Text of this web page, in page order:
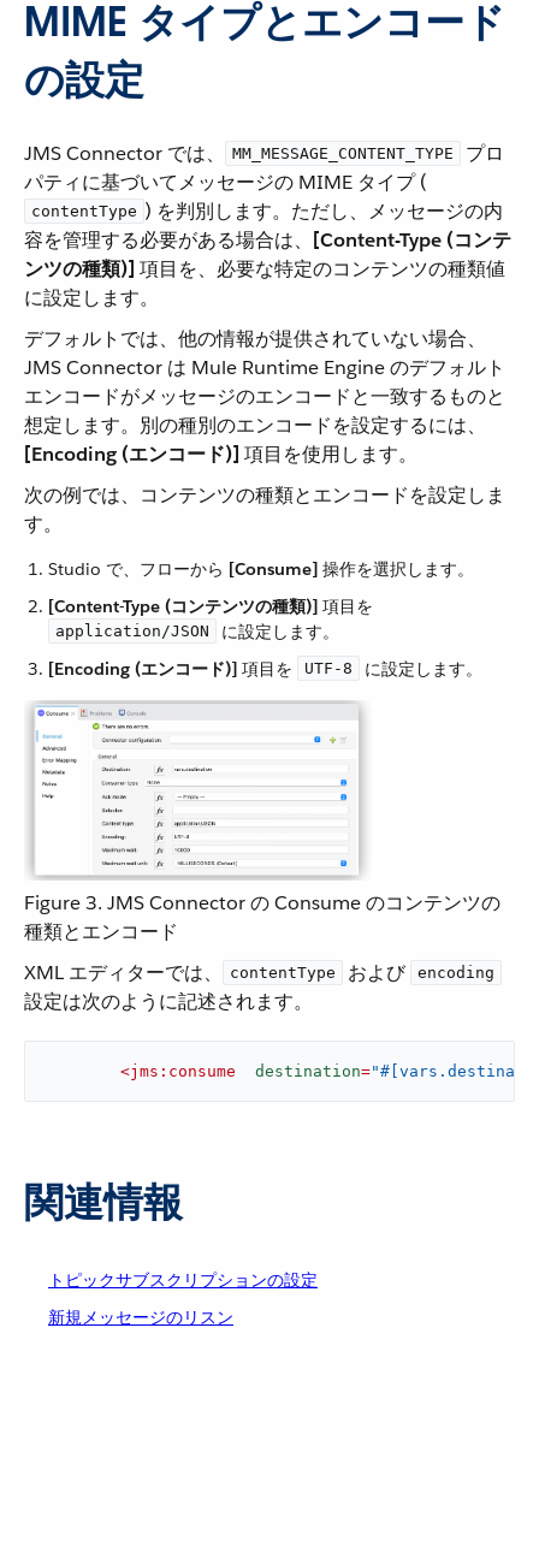
MIME タイプとエンコード
の設定
JMS Connector では、​ MM_MESSAGE_CONTENT_TYPE
​ プロ
パティに基づいてメッセージの MIME タイプ (​
contentType ​) を判別します。ただし、メッセージの内
容を管理する必要がある場合は、​ [Content-Type (コンテ
ンツの種類)] ​ 項目を、必要な特定のコンテンツの種類値
に設定します。
デフォルトでは、他の情報が提供されていない場合、
JMS Connector は Mule Runtime Engine のデフォルト
エンコードがメッセージのエンコードと一致するものと
想定します。別の種別のエンコードを設定するには、​
[Encoding (エンコード)] ​ 項目を使用します。
次の例では、コンテンツの種類とエンコードを設定しま
す。
Studio で、フローから ​ [Consume] ​ 操作を選択します。
[Content-Type (コンテンツの種類)] ​ 項目を ​
application/JSON
​ に設定します。
[Encoding (エンコード)] ​ 項目を ​ UTF-8 ​ に設定します。
Figure 3. JMS Connector の Consume のコンテンツの
種類とエンコード
XML エディターでは、​
contentType ​ および ​ encoding
設定は次のように記述されます。
<jms:consume destination=
関連情報
トピックサブスクリプションの設定
新規メッセージのリスン